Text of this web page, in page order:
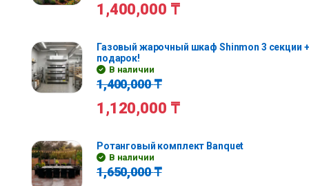
1,400,000 ₸
Газовый жарочный шкаф Shinmon 3 секции
подарок!
В наличии
1,400,000₸
1,120,000 ₸
Ротанговый комплект Banquet
В наличии
1,650,000₸